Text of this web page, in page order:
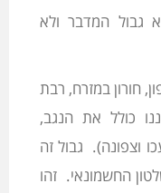
גבול המדבר ולא
חורון במזרח, רבת
כולל את הנגב,
וצפונה). גבול זה
החשמונאי. זהו